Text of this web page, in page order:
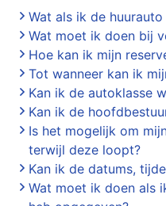
Wat als ik de
Wat moet ik doen bij
Hoe kan ik mijn
Tot wanneer kan ik
Kan ik de autoklasse
Kan ik de
Is het mogelijk om
terwijl deze loopt?
Kan ik de datums,
Wat moet ik doen als